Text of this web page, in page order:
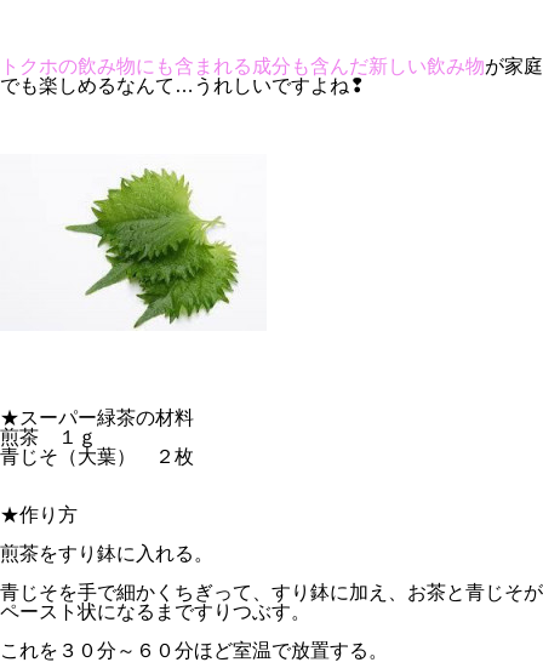
トクホの飲み物にも含まれる成分も含んだ新しい飲み物が家庭
でも楽しめるなんて…うれしいですよね❢
★スーパー緑茶の材料
煎茶 １ｇ
青じそ（大葉） ２枚
★作り方
煎茶をすり鉢に入れる。
青じそを手で細かくちぎって、すり鉢に加え、お茶と青じそが
ペースト状になるまですりつぶす。
これを３０分～６０分ほど室温で放置する。